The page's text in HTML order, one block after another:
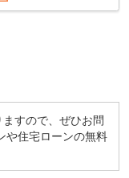
すので、ぜひお問
や住宅ローンの無料